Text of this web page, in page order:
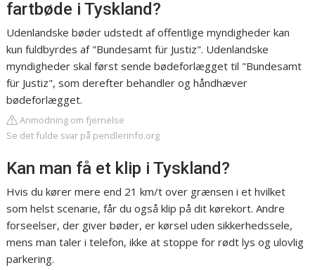
fartbøde i Tyskland?
Udenlandske bøder udstedt af offentlige myndigheder kan
kun fuldbyrdes af "Bundesamt für Justiz". Udenlandske
myndigheder skal først sende bødeforlægget til "Bundesamt
für Justiz", som derefter behandler og håndhæver
bødeforlægget.
Anmodning om fjernelse
Se det fulde svar på pendlerinfo.org
Kan man få et klip i Tyskland?
Hvis du kører mere end 21 km/t over grænsen i et hvilket
som helst scenarie, får du også klip på dit kørekort. Andre
forseelser, der giver bøder, er kørsel uden sikkerhedssele,
mens man taler i telefon, ikke at stoppe for rødt lys og ulovlig
parkering.